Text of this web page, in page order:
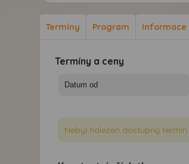
Termíny Program Informace
Termíny a ceny
Nebyl nalezen dostupný termín.